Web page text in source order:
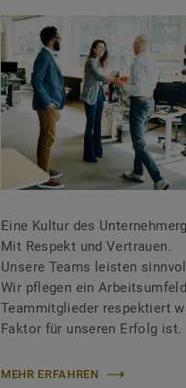
Eine Kultur des
Mit Respekt und Vertrauen.
Unsere Teams leisten
Wir pflegen ein
Teammitglieder respektiert
Faktor für unseren Erfolg ist.
MEHR ERFAHREN